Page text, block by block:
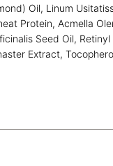
Oil, Linum
Protein, Acmella
Seed Oil,
Extract,